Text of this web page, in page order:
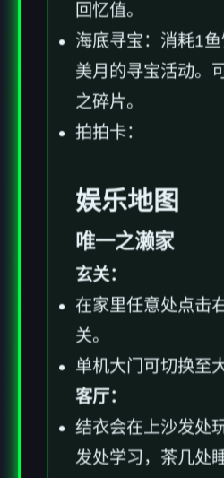
回忆值。
海底寻宝：消耗1
美月的寻宝活动。
之碎片。
拍拍卡：
娱乐地图
唯一之濑家
玄关：
在家里任意处点击
关。
单机大门可切换至
客厅：
结衣会在上沙发处
发处学习，茶几处